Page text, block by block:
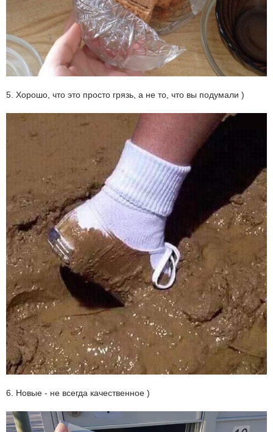
5. Хорошо, что это просто грязь, а не то, что вы подумали )
6. Новые - не всегда качественное )